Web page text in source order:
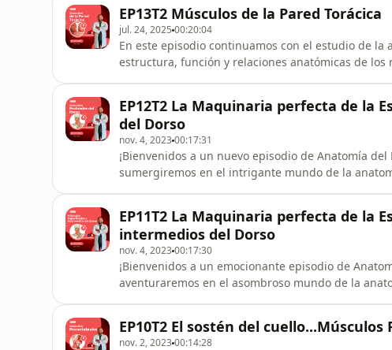
confundirlos.Ideal para est
EP13T2 Músculos de la Pared Torácica
jul. 24, 2025 00:20:04
En este episodio continuamos con el estudio de
estructura, función y relaciones anatómicas de los
apasionados por entender a pr
EP12T2 La Maquinaria perfecta de la
del Dorso
nov. 4, 202300:17:31
¡Bienvenidos a un nuevo episodio de Anatomía del
sumergiremos en el intrigante mundo de la
desentrañamos los secretos detrás de estos
EP11T2 La Maquinaria perfecta de la
intermedios del Dorso
nov. 4, 202300:17:30
¡Bienvenidos a un emocionante episodio de
aventuraremos en el asombroso mundo de la
desvelamos los secretos detrás de estos múscu
EP10T2 El sostén del
nov. 2, 202300:14:28